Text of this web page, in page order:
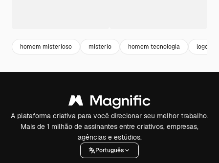
homem misterioso misterio homem tecnologia logo
A plataforma criativa para você direcionar seu melhor trabalho.
Mais de 1 milhão de assinantes entre criativos, empresas,
agências e estúdios.
Português